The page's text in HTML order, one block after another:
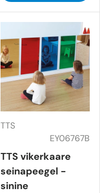
TTS
EY06767B
TTS vikerkaare
seinapeegel -
sinine